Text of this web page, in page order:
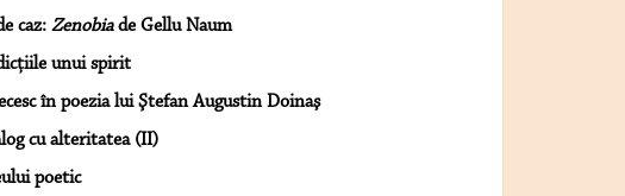
caz: Zenobiade Gellu Naum
unui spirit
în poezia lui Ştefan Augustin Doinaş
cu alteritatea (II)
poetic